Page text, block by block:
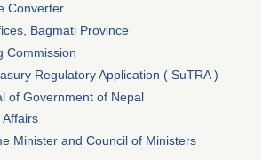
Converter
Bagmati Province
Commission
Regulatory Application ( SuTRA )
of Government of Nepal
Affairs
Minister and Council of Ministers